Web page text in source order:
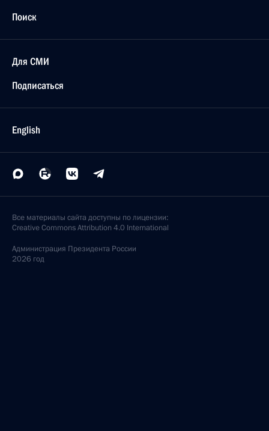
Поиск
Для СМИ
Подписаться
English
Все материалы сайта доступны по лицензии:
Creative Commons Attribution 4.0 International
Администрация Президента России
2026 год